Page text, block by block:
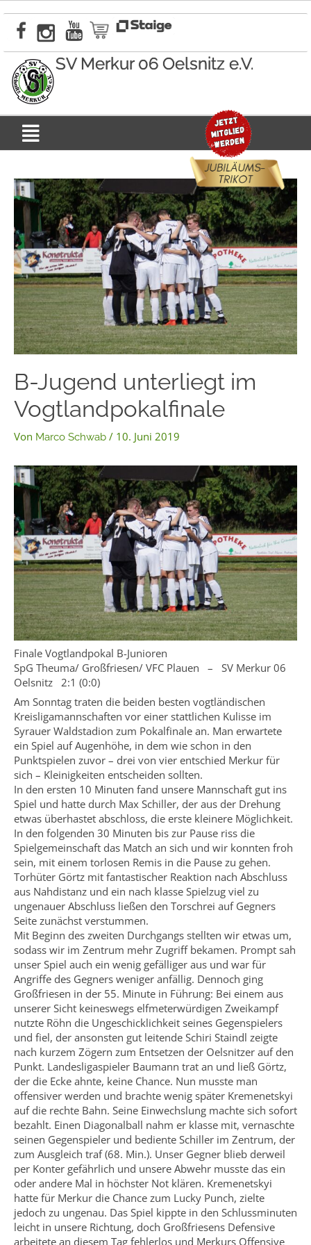
Inhalt
springen
SV Merkur 06 Oelsnitz e.V.
Menü
B-Jugend unterliegt im
Vogtlandpokalfinale
Von Marco Schwab / 10. Juni 2019
Finale Vogtlandpokal B-Junioren
SpG Theuma/ Großfriesen/ VFC Plauen – SV Merkur 06
Oelsnitz 2:1 (0:0)
Am Sonntag traten die beiden besten vogtländischen
Kreisligamannschaften vor einer stattlichen Kulisse im
Syrauer Waldstadion zum Pokalfinale an. Man erwartete
ein Spiel auf Augenhöhe, in dem wie schon in den
Punktspielen zuvor – drei von vier entschied Merkur für
sich – Kleinigkeiten entscheiden sollten.
In den ersten 10 Minuten fand unsere Mannschaft gut ins
Spiel und hatte durch Max Schiller, der aus der Drehung
etwas überhastet abschloss, die erste kleinere Möglichkeit.
In den folgenden 30 Minuten bis zur Pause riss die
Spielgemeinschaft das Match an sich und wir konnten froh
sein, mit einem torlosen Remis in die Pause zu gehen.
Torhüter Görtz mit fantastischer Reaktion nach Abschluss
aus Nahdistanz und ein nach klasse Spielzug viel zu
ungenauer Abschluss ließen den Torschrei auf Gegners
Seite zunächst verstummen.
Mit Beginn des zweiten Durchgangs stellten wir etwas um,
sodass wir im Zentrum mehr Zugriff bekamen. Prompt sah
unser Spiel auch ein wenig gefälliger aus und war für
Angriffe des Gegners weniger anfällig. Dennoch ging
Großfriesen in der 55. Minute in Führung: Bei einem aus
unserer Sicht keineswegs elfmeterwürdigen Zweikampf
nutzte Röhn die Ungeschicklichkeit seines Gegenspielers
und fiel, der ansonsten gut leitende Schiri Staindl zeigte
nach kurzem Zögern zum Entsetzen der Oelsnitzer auf den
Punkt. Landesligaspieler Baumann trat an und ließ Görtz,
der die Ecke ahnte, keine Chance. Nun musste man
offensiver werden und brachte wenig später Kremenetskyi
auf die rechte Bahn. Seine Einwechslung machte sich sofort
bezahlt. Einen Diagonalball nahm er klasse mit, vernaschte
seinen Gegenspieler und bediente Schiller im Zentrum, der
zum Ausgleich traf (68. Min.). Unser Gegner blieb derweil
per Konter gefährlich und unsere Abwehr musste das ein
oder andere Mal in höchster Not klären. Kremenetskyi
hatte für Merkur die Chance zum Lucky Punch, zielte
jedoch zu ungenau. Das Spiel kippte in den Schlussminuten
leicht in unsere Richtung, doch Großfriesens Defensive
arbeitete an diesem Tag fehlerlos und Merkurs Offensive